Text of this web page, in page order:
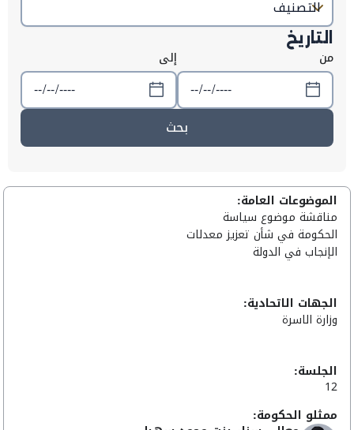
التاريخ
من إلى
بحث
الموضوعات العامة:
مناقشة موضوع سياسة
الحكومة في شأن تعزيز معدلات
الإنجاب في الدولة
الجهات الاتحادية:
وزارة الاسرة
الجلسة:
12
ممثلو الحكومة: